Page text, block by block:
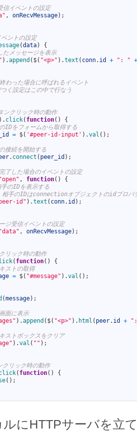
イベントの設定
, onRecvMessage) ;
ントの設定
(data)
{
メッセージを表示
) .append ( $( "<p>" ) .text ( conn. id + ": " +
わった場合に呼ばれるイベント
く設定はこの中で行なう
クリック時の動作
) . click( function( )
{
をフォームから取得する
= $( '#peer-id-input' ) .val ( ) ;
接続を開始する
. connect ( peer_id ) ;
した場合のイベントの設定
"open" , function( )
{
のIDを表示する
のIDはconnectionオブジェクトのidプロパ
id" ) .text ( conn. id ) ;
受信イベントの設定
"data" , onRecvMessage) ;
リック時の動作
( function( )
{
ストの取得
= $( "#message" ) .val ( ) ;
(message) ;
面に表示
) .append ( $( "<p>" ) . html ( peer. id +
トボックスをクリア
) .val ( "" ) ;
リック時の動作
( function( )
{
( ) ;
にHTTPサーバを立